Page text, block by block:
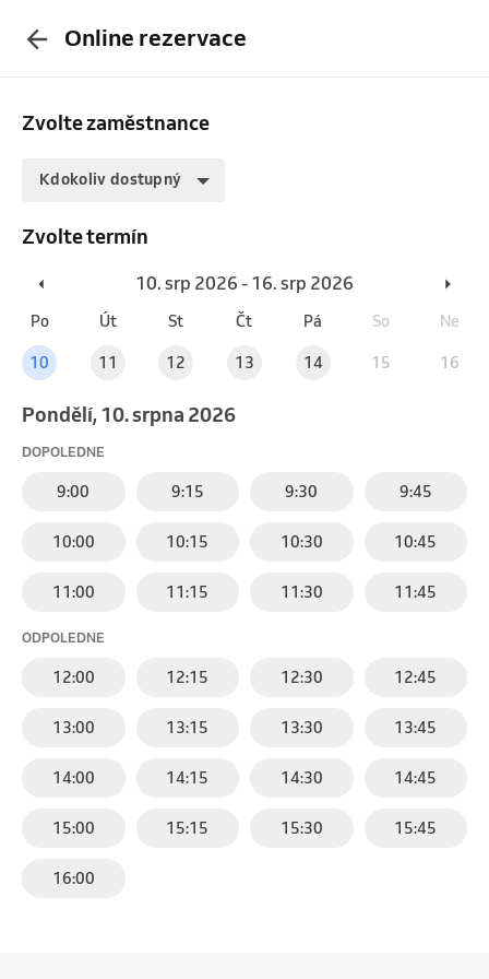
Online rezervace
Zvolte zaměstnance
Kdokoliv dostupný
Zvolte termín
10. srp 2026 - 16. srp 2026
Po Út St Čt Pá So Ne
10 11 12 13 14 15 16
pondělí, 10. srpna 2026
DOPOLEDNE
9:00 9:15 9:30 9:45
10:00 10:15 10:30 10:45
11:00 11:15 11:30 11:45
ODPOLEDNE
12:00 12:15 12:30 12:45
13:00 13:15 13:30 13:45
14:00 14:15 14:30 14:45
15:00 15:15 15:30 15:45
16:00